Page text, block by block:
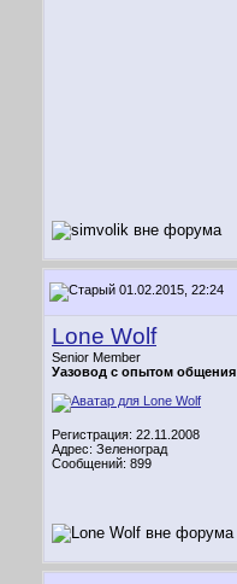
01.02.2015, 22:24
Lone Wolf
Senior Member
Уазовод с опытом общения
Регистрация: 22.11.2008
Адрес: Зеленоград
Сообщений: 899